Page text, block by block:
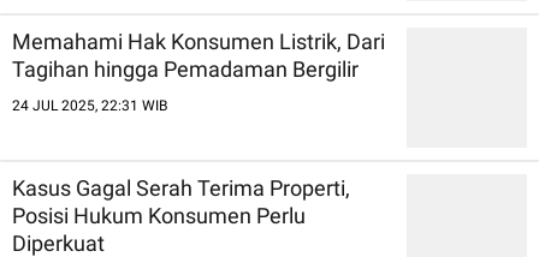
Memahami Hak Konsumen Listrik, Dari
Tagihan hingga Pemadaman Bergilir
24 JUL 2025, 22:31 WIB
Kasus Gagal Serah Terima Properti,
Posisi Hukum Konsumen Perlu
Diperkuat